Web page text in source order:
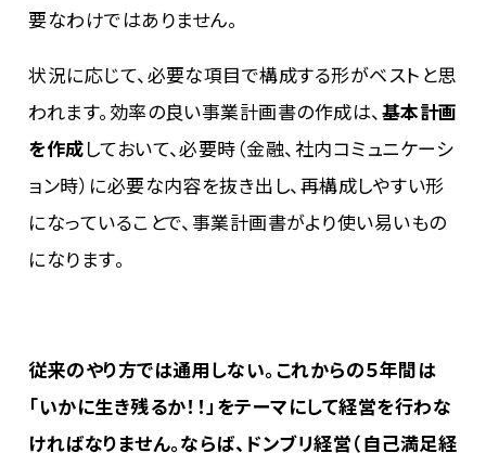
要なわけではありません。
状況に応じて、必要な項目で構成する形がベストと思
われます。効率の良い事業計画書の作成は、基本計画
を作成しておいて、必要時（金融、社内コミュニケーシ
ョン時）に必要な内容を抜き出し、再構成しやすい形
になっていることで、事業計画書がより使い易いもの
になります。
従来のやり方では通用しない。これからの５年間は
「いかに生き残るか！！」をテーマにして経営を行わな
ければなりません。ならば、ドンブリ経営（自己満足経